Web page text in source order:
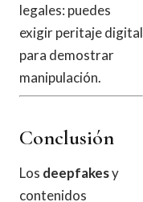
legales: puedes
exigir peritaje digital
para demostrar
manipulación.
Conclusión
Los deepfakesy
contenidos